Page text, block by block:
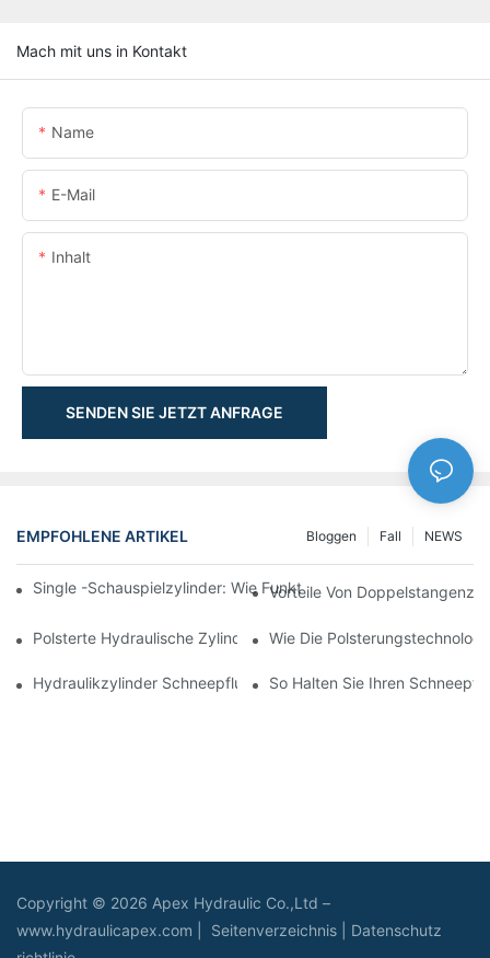
Mach mit uns in Kontakt
Name
E-Mail
Inhalt
SENDEN SIE JETZT ANFRAGE
EMPFOHLENE ARTIKEL NEWS
Fall
Bloggen
Single -Schauspielzylinder: Wie Funktioniert Es & Gemeinsame
Vorteile Von
Polsterte Hydraulische Zylinder: Verringerung Der Auswirkung
Wie Die
Hydraulikzylinder Schneepflug: Schlüsselmerkmale Für Harte
So Halten Sie Ihren
Copyright © 2026 Apex Hydraulic Co.,Ltd –
www.hydraulicapex.com | Seitenverzeichnis
Datenschutz